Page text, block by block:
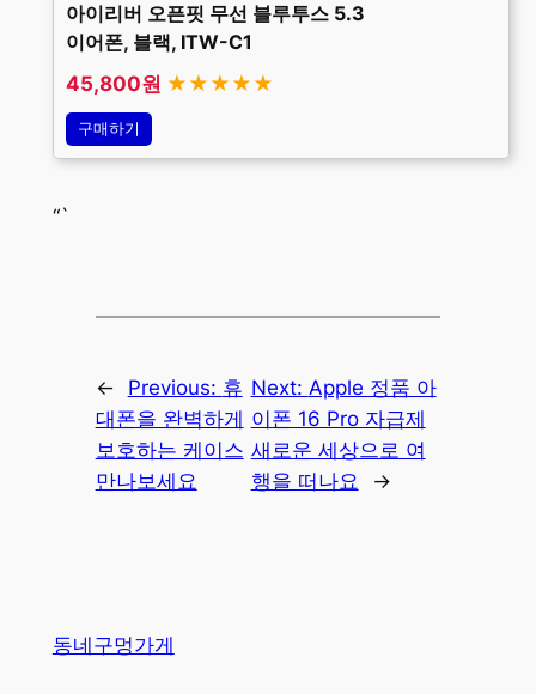
아이리버 오픈핏 무선 블루투스 5.3
이어폰, 블랙, ITW-C1
45,800원 ★★★★★
구매하기
“`
← Previous: 휴
대폰을 완벽하게
보호하는 케이스
만나보세요
Next: Apple 정품 아
이폰 16 Pro 자급제
새로운 세상으로 여
행을 떠나요
→
동네구멍가게